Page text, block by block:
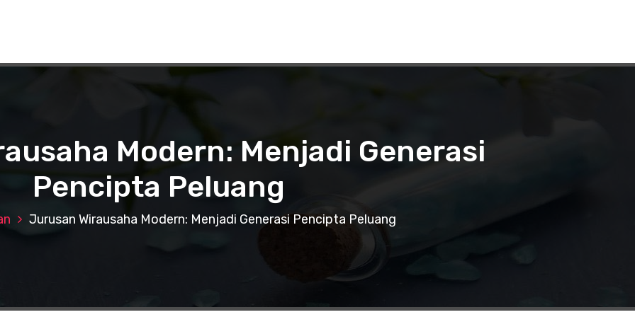
Modern: Menjadi Generasi
Pencipta Peluang
Jurusan Wirausaha Modern: Menjadi Generasi Pencipta Peluang